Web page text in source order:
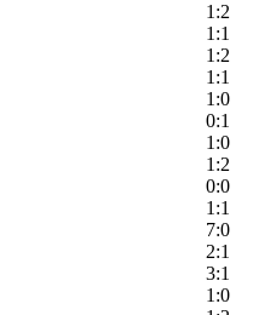
1:2
1:1
1:2
1:1
1:0
0:1
1:0
1:2
0:0
1:1
7:0
2:1
3:1
1:0